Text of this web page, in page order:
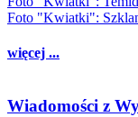
Foto "Kwiatki":
więcej ...
Wiadomości z